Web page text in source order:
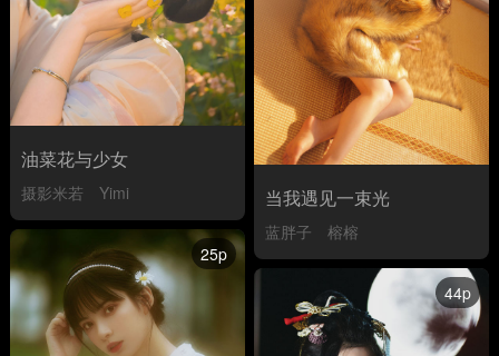
油菜花与少女
摄影米若 Yimi 当我遇见一束光
蓝胖子
榕榕
25p
44p